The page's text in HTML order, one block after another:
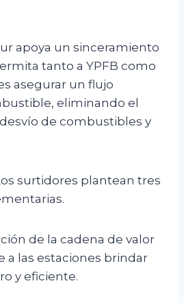
apoya un sinceramiento
tanto a YPFB como
asegurar un flujo
eliminando el
de combustibles y
surtidores plantean tres
de la cadena de valor
a las estaciones brindar
y eficiente.